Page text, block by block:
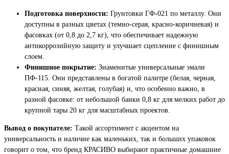
Подготовка поверхности: Грунтовки ГФ-021 по металлу. Они
доступны в разных цветах (темно-серая, красно-коричневая) и
фасовках (от 0,8 до 2,7 кг), что обеспечивает надежную
антикоррозийную защиту и улучшает сцепление с финишным
слоем.
Финишное покрытие: Знаменитые универсальные эмали
ПФ-115. Они представлены в богатой палитре (белая, черная,
красная, синяя, желтая, голубая) и, что особенно важно, в
разной фасовке: от небольшой банки 0,8 кг для мелких работ до
крупной тары 20 кг для масштабных проектов.
Вывод о покупателе: Такой ассортимент с акцентом на
универсальность и наличие как маленьких, так и больших упаковок
говорит о том, что бренд КРАСИВО выбирают практичные домашние